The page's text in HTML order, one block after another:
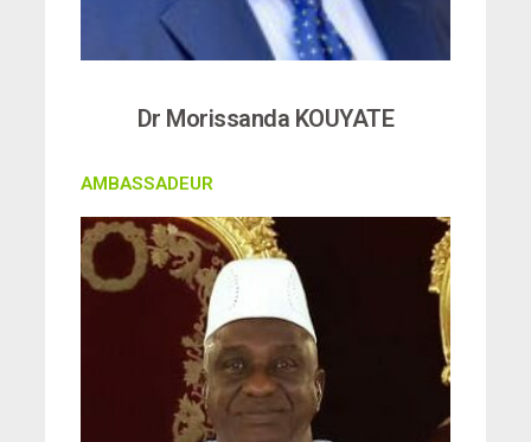
Dr Morissanda KOUYATE
AMBASSADEUR